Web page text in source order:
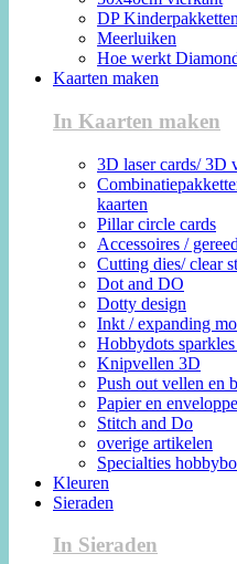
DP Kinderpakketten
Meerluiken
Hoe werkt
Kaarten maken
In Kaarten maken
3D laser cards/ 3D
kaarten
Pillar circle cards
Accessoires /
Cutting dies/ clear
Dot and DO
Dotty design
Inkt / expanding
Hobbydots sparkles
Knipvellen 3D
Push out vellen en
Papier en
Stitch and Do
overige artikelen
Specialties
Kleuren
Sieraden
In Sieraden